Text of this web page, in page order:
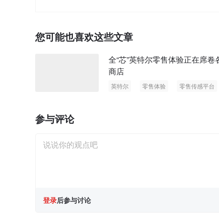
您可能也喜欢这些文章
全“芯”英特尔零售体验正在席卷
商店
英特尔 零售体验 零售传感平台
参与评论
登录后参与讨论